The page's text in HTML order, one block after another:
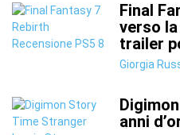
Final
verso
trailer
Giorgia
anni